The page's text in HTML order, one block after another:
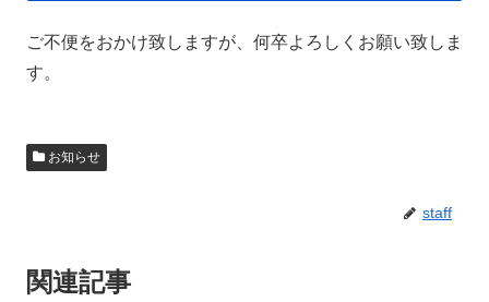
ご不便をおかけ致しますが、何卒よろしくお願い致しま
す。
お知らせ
staff
関連記事